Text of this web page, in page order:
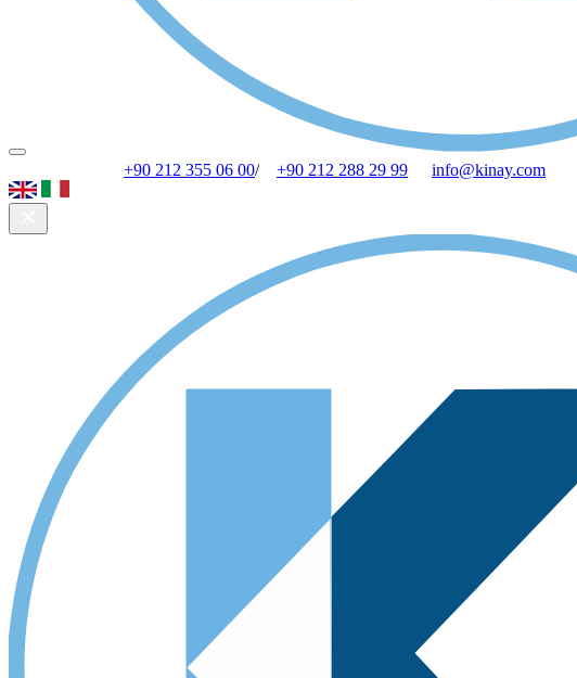
+90 212 355 06 00/ +90 212 288 29 99 info@kinay.com